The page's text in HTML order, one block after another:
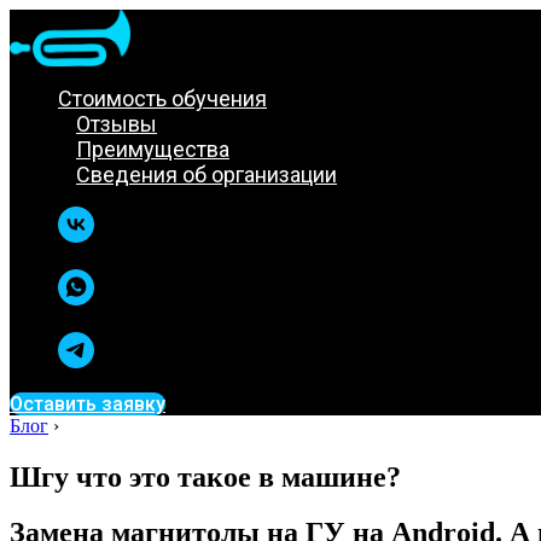
Стоимость обучения
Отзывы
Преимущества
Сведения об организации
Оставить заявку
Блог ›
Шгу что это такое в машине?
Замена магнитолы на ГУ на Android. А